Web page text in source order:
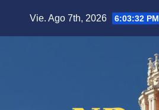
Vie. Ago 7th, 2026 6:03:34 PM